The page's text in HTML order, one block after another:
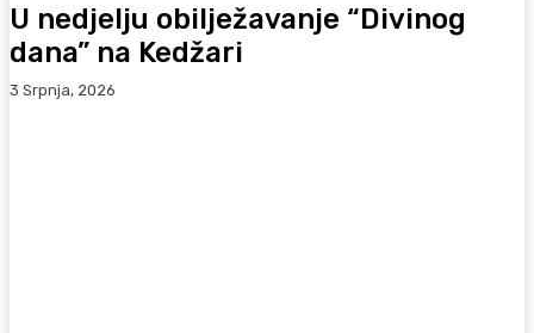
U nedjelju obilježavanje “Divinog
dana” na Kedžari
3 Srpnja, 2026